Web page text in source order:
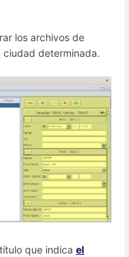
los archivos de
determinada.
que indica el